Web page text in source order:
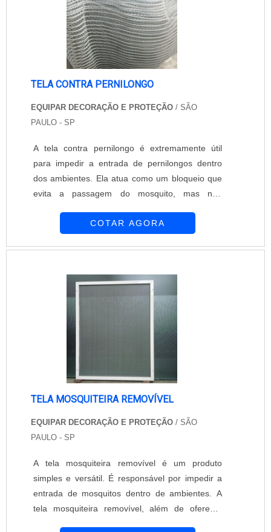
TELA CONTRA PERNILONGO
EQUIPAR DECORAÇÃO E PROTEÇÃO / SÃO
PAULO - SP
A tela contra pernilongo é extremamente útil
para impedir a entrada de pernilongos dentro
dos ambientes. Ela atua como um bloqueio que
evita a passagem do mosquito, mas não
ambiente. A tela contra pernilongo deve ser
por oferecer o que há de mais moderno e
prático. Conta com ....
COTAR AGORA
TELA MOSQUITEIRA REMOVÍVEL
EQUIPAR DECORAÇÃO E PROTEÇÃO / SÃO
PAULO - SP
A tela mosquiteira removível é um produto
simples e versátil. É responsável por impedir a
entrada de mosquitos dentro de ambientes. A
tela mosquiteira removível, além de oferecer